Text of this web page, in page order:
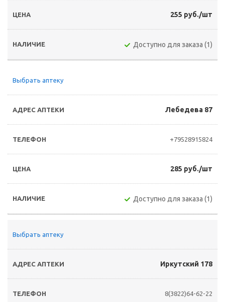
255 руб./шт
Доступно для заказа (1)
Выбрать аптеку
Лебедева 87
+79528915824
285 руб./шт
Доступно для заказа (1)
Выбрать аптеку
Иркутский 178
8(3822)64-62-22